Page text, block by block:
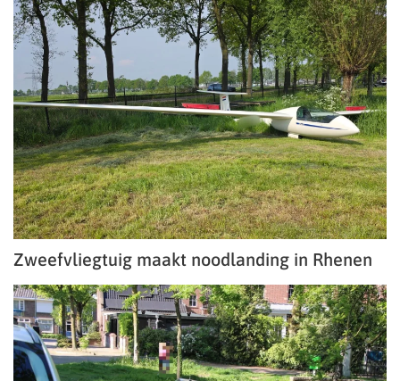
Zweefvliegtuig maakt noodlanding in Rhenen